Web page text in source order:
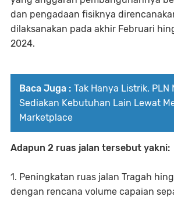
dan pengadaan fisiknya
dilaksanakan pada akhir Februari
2024.
Baca Juga : Tak Hanya Listrik, PLN
Sediakan Kebutuhan Lain Lewat
Marketplace
Adapun 2 ruas jalan tersebut yakni:
1. Peningkatan ruas jalan Tragah
dengan rencana volume capaian